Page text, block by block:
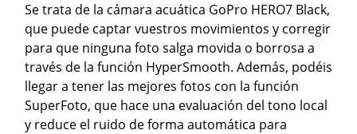
Se trata de la cámara acuática GoPro HERO7 Black,
que puede captar vuestros movimientos y corregir
para que ninguna foto salga movida o borrosa a
través de la función HyperSmooth. Además, podéis
llegar a tener las mejores fotos con la función
SuperFoto, que hace una evaluación del tono local
y reduce el ruido de forma automática para